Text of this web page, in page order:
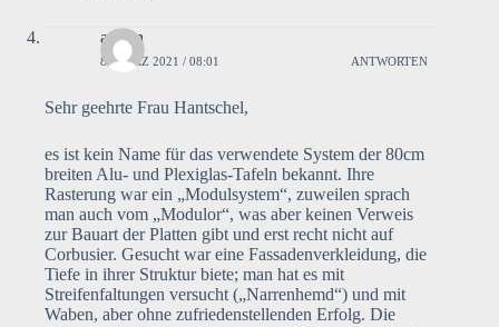
admin
8. MÄRZ 2021 / 08:01 ANTWORTEN
Sehr geehrte Frau Hantschel,
es ist kein Name für das verwendete System der 80cm
breiten Alu- und Plexiglas-Tafeln bekannt. Ihre
Rasterung war ein „Modulsystem“, zuweilen sprach
man auch vom „Modulor“, was aber keinen Verweis
zur Bauart der Platten gibt und erst recht nicht auf
Corbusier. Gesucht war eine Fassadenverkleidung, die
Tiefe in ihrer Struktur biete; man hat es mit
Streifenfaltungen versucht („Narrenhemd“) und mit
Waben, aber ohne zufriedenstellenden Erfolg. Die